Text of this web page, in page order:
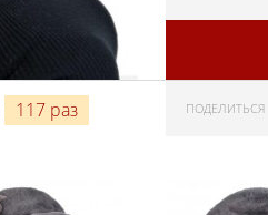
ПОДЕЛИТЬСЯ
117 раз